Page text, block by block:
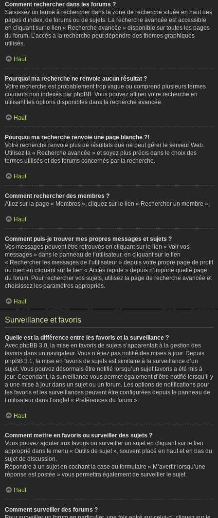
Comment rechercher dans les forums ?
Saisissez un terme à rechercher dans la zone de recherche située en haut des
pages d’index, de forums ou de sujets. La recherche avancée est accessible
en cliquant sur le lien « Recherche avancée » disponible sur toutes les pages
du forum. L’accès à la recherche peut dépendre des thèmes graphiques
utilisés.
Haut
Pourquoi ma recherche ne renvoie aucun résultat ?
Votre recherche est probablement trop vague ou comprend plusieurs termes
courants non indexés par phpBB. Vous pouvez affiner votre recherche en
utilisant les options disponibles dans la recherche avancée.
Haut
Pourquoi ma recherche renvoie une page blanche ?!
Votre recherche renvoie plus de résultats que ne peut gérer le serveur Web.
Utilisez la « Recherche avancée » et soyez plus précis dans le choix des
termes utilisés et des forums concernés par la recherche.
Haut
Comment rechercher des membres ?
Allez sur la page « Membres », cliquez sur le lien « Rechercher un membre ».
Haut
Comment puis-je trouver mes propres messages et sujets ?
Vos messages peuvent être retrouvés en cliquant sur le lien « Voir vos
messages » dans le panneau de l’utilisateur, en cliquant sur le lien
« Rechercher les messages de l’utilisateur » depuis votre propre page de profil
ou bien en cliquant sur le lien « Accès rapide » depuis n’importe quelle page
du forum. Pour rechercher vos sujets, utilisez la page de recherche avancée et
choisissez les paramètres appropriés.
Haut
Surveillance et favoris
Quelle est la différence entre les favoris et la surveillance ?
Avec phpBB 3.0, la mise en favoris de sujets s’apparentait à la gestion des
favoris dans un navigateur. Vous n’étiez pas notifié des mises à jour. Depuis
phpBB 3.1, la mise en favoris de sujets est similaire à la surveillance d’un
sujet. Vous pouvez désormais être notifié lorsqu’un sujet favoris a été mis à
jour. Cependant, la surveillance vous permet également d’être notifié lorsqu’il y
a une mise à jour dans un sujet ou un forum. Les options de notifications pour
les favoris et les surveillances peuvent être configurées depuis le panneau de
l’utilisateur dans l’onglet « Préférences du forum ».
Haut
Comment mettre en favoris ou surveiller des sujets ?
Vous pouvez ajouter aux favoris ou surveiller un sujet en cliquant sur le lien
approprié dans le menu « Outils de sujet », souvent placé en haut et en bas du
sujet de discussion.
Répondre à un sujet en cochant la case du formulaire « M’avertir lorsqu’une
réponse est postée » vous permettra également de surveiller le sujet.
Haut
Comment surveiller des forums ?